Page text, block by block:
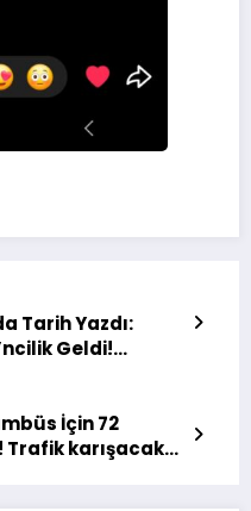
Tarih Yazdı:
Geldi!
İçin 72
Trafik karışacak